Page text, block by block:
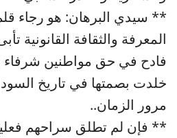
** سيدي البرهان: هو رجاء
المعرفة والثقافة القانونية
فادح في حق مواطنين شرفاء
خلدت بصمتها في تاريخ
مرور الزمان..
** فإن لم تطلق سراحهم